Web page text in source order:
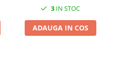
3 IN STOC
ADAUGA IN COS